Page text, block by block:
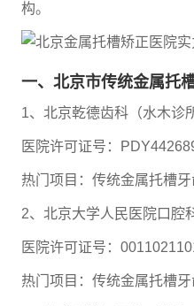
构。
一、北京市传统金属托
1、北京乾德齿科（水木诊
医院许可证号：
热门项目：传统金属托槽
2、北京大学人民医院口腔
医院许可证号：
热门项目：传统金属托槽